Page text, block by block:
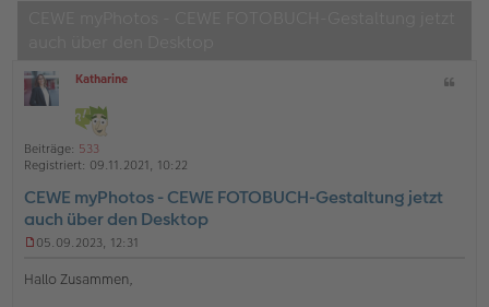
ff
n
e
Katharine
Beiträge: 533
Registriert: 09.11.2021, 10:22
CEWE myPhotos - CEWE FOTOBUCH-Gestaltung jetzt
auch über den Desktop
g
05.09.2023, 12:31
Hallo Zusammen,